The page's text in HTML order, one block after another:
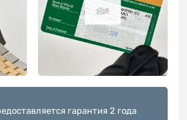
8
гарантия 2 года